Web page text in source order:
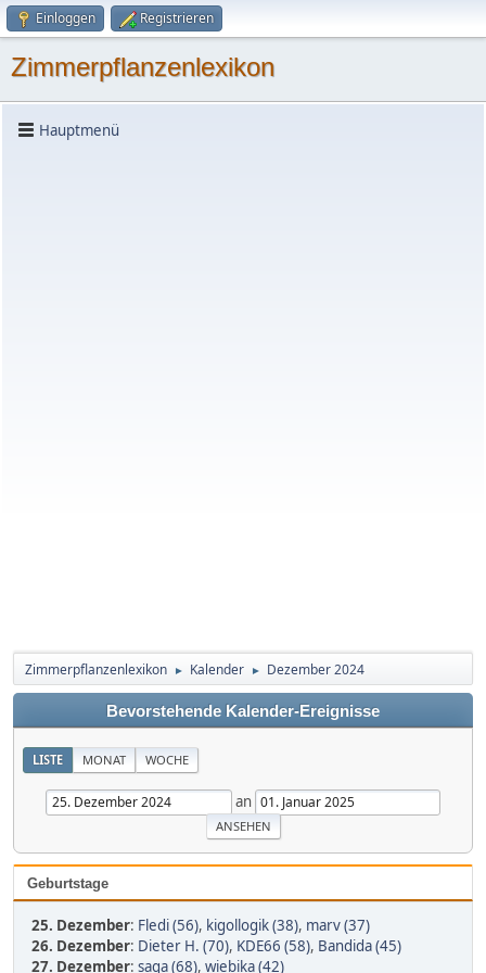
Einloggen Registrieren
Zimmerpflanzenlexikon
Hauptmenü
Zimmerpflanzenlexikon ► Kalender ► Dezember 2024
Bevorstehende Kalender-Ereignisse
LISTE MONAT WOCHE
an
Geburtstage
25. Dezember: Fledi (56), kigollogik (38), marv (37)
26. Dezember: Dieter H. (70), KDE66 (58), Bandida (45)
27. Dezember: saga (68), wiebika (42)